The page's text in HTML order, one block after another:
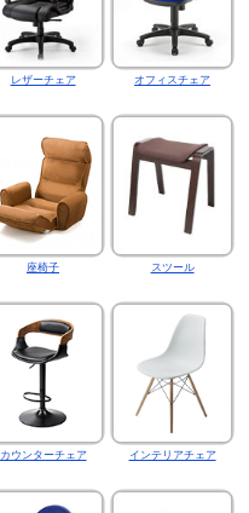
レザーチェア オフィスチェア
座椅子 スツール
カウンターチェア インテリアチェア